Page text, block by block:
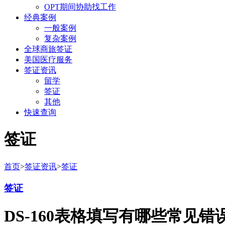
OPT期间协助找工作
经典案例
一般案例
复杂案例
全球商旅签证
美国医疗服务
签证资讯
留学
签证
其他
快速查询
签证
首页>签证资讯>签证
签证
DS-160表格填写有哪些常见错